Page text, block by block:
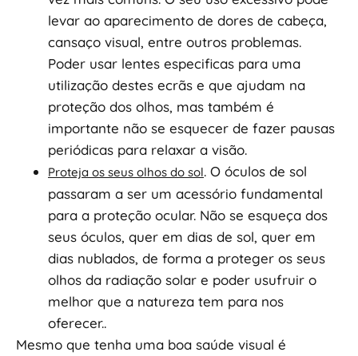
levar ao aparecimento de dores de cabeça,
cansaço visual, entre outros problemas.
Poder usar lentes especificas para uma
utilização destes ecrãs e que ajudam na
proteção dos olhos, mas também é
importante não se esquecer de fazer pausas
periódicas para relaxar a visão.
Proteja os seus olhos do sol. O óculos de sol
passaram a ser um acessório fundamental
para a proteção ocular. Não se esqueça dos
seus óculos, quer em dias de sol, quer em
dias nublados, de forma a proteger os seus
olhos da radiação solar e poder usufruir o
melhor que a natureza tem para nos
oferecer..
Mesmo que tenha uma boa saúde visual é